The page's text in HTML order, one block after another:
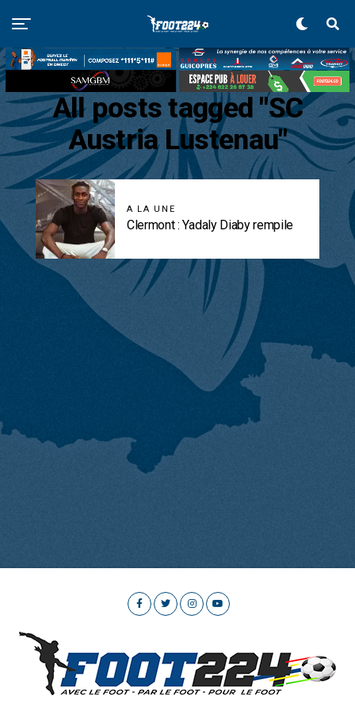
All posts tagged "SC
Austria Lustenau"
A LA UNE
Clermont : Yadaly Diaby rempile